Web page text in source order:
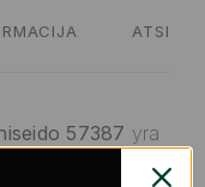
57387 yra
savo